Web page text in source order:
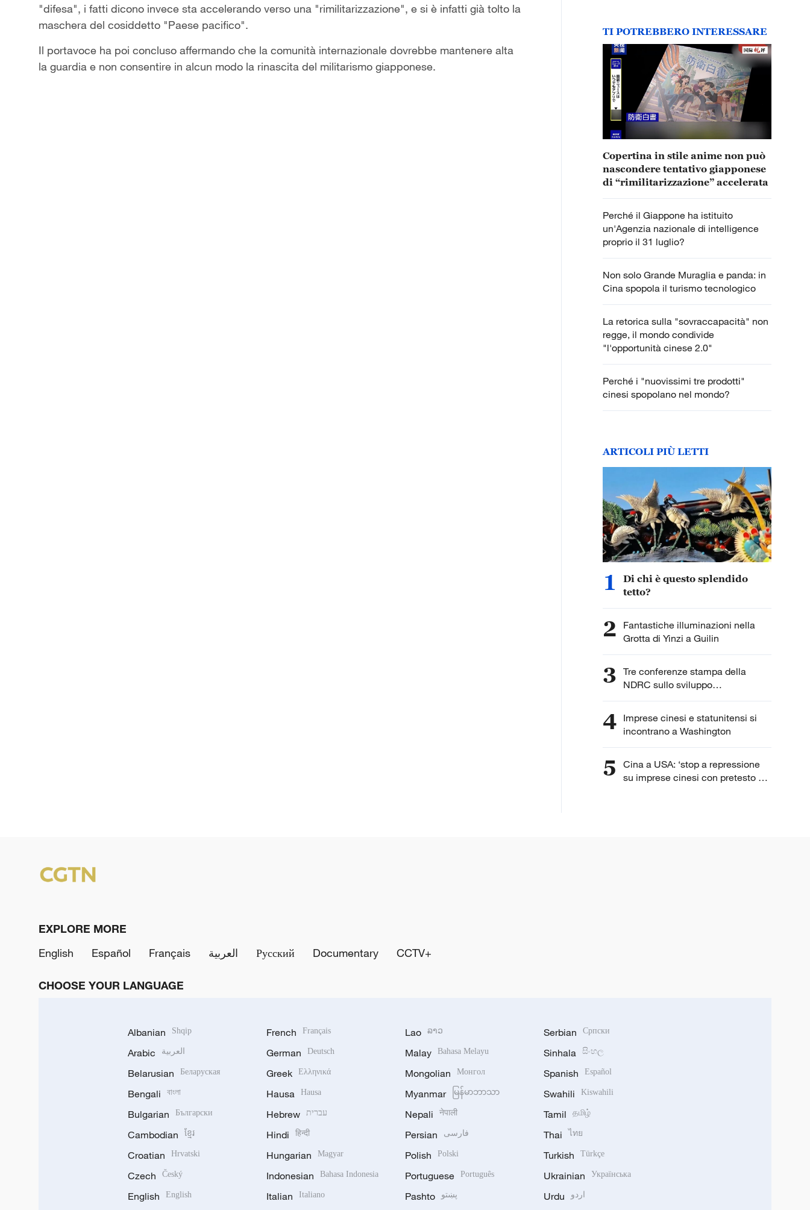
"difesa", i fatti dicono invece sta accelerando verso una "rimilitarizzazione", e si è infatti già tolto la
maschera del cosiddetto "Paese pacifico".
Il portavoce ha poi concluso affermando che la comunità internazionale dovrebbe mantenere alta
la guardia e non consentire in alcun modo la rinascita del militarismo giapponese.
TI POTREBBERO INTERESSARE
Copertina in stile anime non può
nascondere tentativo giapponese
di “rimilitarizzazione” accelerata
Perché il Giappone ha istituito
un'Agenzia nazionale di intelligence
proprio il 31 luglio?
Non solo Grande Muraglia e panda: in
Cina spopola il turismo tecnologico
La retorica sulla "sovraccapacità" non
regge, il mondo condivide
"l'opportunità cinese 2.0"
Perché i "nuovissimi tre prodotti"
cinesi spopolano nel mondo?
ARTICOLI PIÙ LETTI
1
Di chi è questo splendido
tetto?
2
Fantastiche illuminazioni nella
Grotta di Yinzi a Guilin
3 Tre conferenze stampa della
NDRC sullo sviluppo
dell'intelligenza artificiale
4 Imprese cinesi e statunitensi si
incontrano a Washington
5
Cina a USA: ‘stop a repressione
su imprese cinesi con pretesto di
EXPLORE MORE
English
Español Français العربية Русский Documentary CCTV+
CHOOSE YOUR LANGUAGE
Albanian Shqip
Arabic العربية
Belarusian Беларуская
Bengali বাংলা
Bulgarian Български
Cambodian ខ្មែរ
Croatian Hrvatski
Czech Český
English English
French Français
German Deutsch
Greek Ελληνικά
Hausa Hausa
Hebrew עברית
Hindi हिन्दी
Hungarian Magyar
Indonesian Bahasa Indonesia
Italian Italiano
Lao ລາວ
Malay Bahasa Melayu
Mongolian Монгол
Myanmar မြန်မာဘာသာ
Nepali नेपाली
Persian فارسی
Polish Polski
Portuguese Português
Pashto پښتو
Serbian Српски
Sinhala සිංහල
Spanish Español
Swahili Kiswahili
Tamil தமிழ்
Thai ไทย
Turkish Türkçe
Ukrainian Українська
Urdu اردو